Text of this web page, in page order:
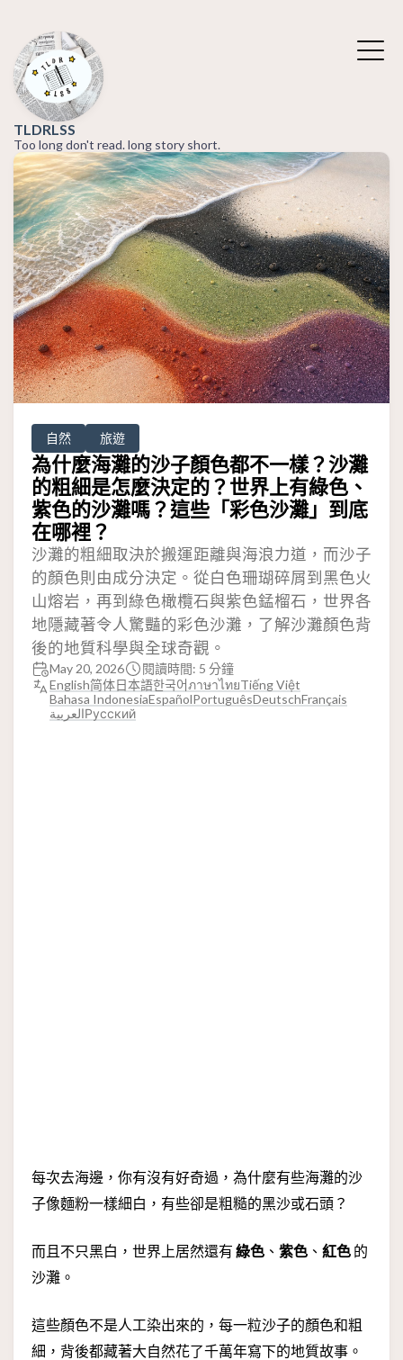
TLDRLSS
Too long don't read. long story short.
自然 旅遊
為什麼海灘的沙子顏色都不一樣？沙灘
的粗細是怎麼決定的？世界上有綠色、
紫色的沙灘嗎？這些「彩色沙灘」到底
在哪裡？
沙灘的粗細取決於搬運距離與海浪力道，而沙子
的顏色則由成分決定。從白色珊瑚碎屑到黑色火
山熔岩，再到綠色橄欖石與紫色錳榴石，世界各
地隱藏著令人驚豔的彩色沙灘，了解沙灘顏色背
後的地質科學與全球奇觀。
May 20, 2026
閱讀時間: 5 分鐘
English简体日本語한국어ภาษาไทยTiếng Việt
Bahasa IndonesiaEspañolPortuguêsDeutschFrançais
العربيةРусский
每次去海邊，你有沒有好奇過，為什麼有些海灘的沙
子像麵粉一樣細白，有些卻是粗糙的黑沙或石頭？
而且不只黑白，世界上居然還有 綠色 、 紫色 、 紅色 的
沙灘。
這些顏色不是人工染出來的，每一粒沙子的顏色和粗
細，背後都藏著大自然花了千萬年寫下的地質故事。